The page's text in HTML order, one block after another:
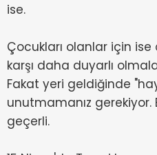
ise.
Çocukları olanlar için ise
karşı daha duyarlı
Fakat yeri geldiğinde
unutmamanız gerekiyor.
geçerli.